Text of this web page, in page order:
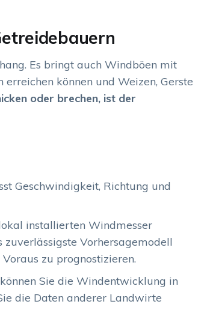
Es bringt auch Windböen mit
können und Weizen, Gerste
oder brechen, ist der
Geschwindigkeit, Richtung und
installierten Windmesser
Vorhersagemodell
zu prognostizieren.
Sie die Windentwicklung in
die Daten anderer Landwirte